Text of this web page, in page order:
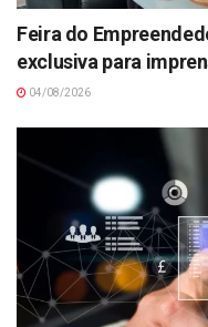
Feira do
exclusiva para
04/08/2026